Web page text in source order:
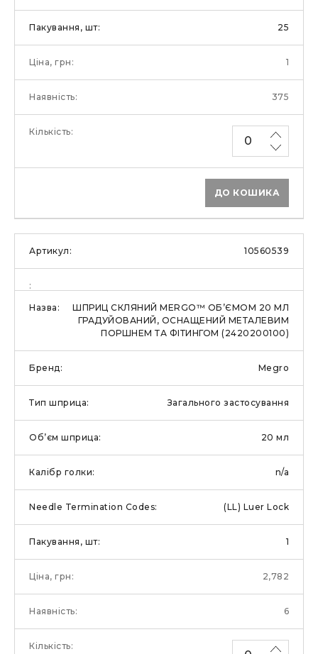
25
1
375
ДО КОШИКА
10560539
ШПРИЦ СКЛЯНИЙ MERGO™ ОБ’ЄМОМ 20 МЛ
ГРАДУЙОВАНИЙ, ОСНАЩЕНИЙ МЕТАЛЕВИМ
ПОРШНЕМ ТА ФІТИНГОМ (2420200100)
Megro
Загального застосування
20 мл
n/a
(LL) Luer Lock
1
2,782
6